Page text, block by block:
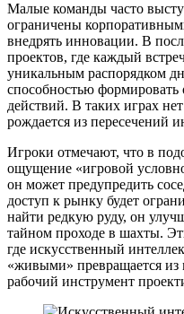
Малые команды часто
ограничены
внедрять инновации. В
проектов, где каждый
уникальным распорядком
способностью формировать
действий. В таких играх
рождается из пересечений
Игроки отмечают, что в
ощущение «игровой
он может предупредить
доступ к рынку будет
найти редкую руду, он
тайном проходе в шахты.
где искусственный
«живыми» превращается из
рабочий инструмент